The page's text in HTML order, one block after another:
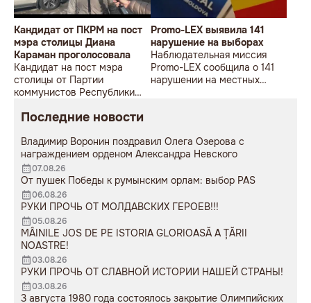
Кандидат от ПКРМ на пост
мэра столицы Диана
Караман проголосовала
Кандидат на пост мэра
столицы от Партии
коммунистов Республики
Караман проголосовала на
Promo-LEX выявила 141
нарушение на выборах
Наблюдательная миссия
Promo-LEX сообщила о 141
нарушении на местных
Последние новости
Владимир Воронин поздравил Олега Озерова с
награждением орденом Александра Невского
07.08.26
От пушек Победы к румынским орлам: выбор PAS
06.08.26
РУКИ ПРОЧЬ ОТ МОЛДАВСКИХ ГЕРОЕВ!!!
05.08.26
MÂINILE JOS DE PE ISTORIA GLORIOASĂ A ȚĂRII
NOASTRE!
03.08.26
РУКИ ПРОЧЬ ОТ СЛАВНОЙ ИСТОРИИ НАШЕЙ СТРАНЫ!
03.08.26
3 августа 1980 года состоялось закрытие Олимпийских